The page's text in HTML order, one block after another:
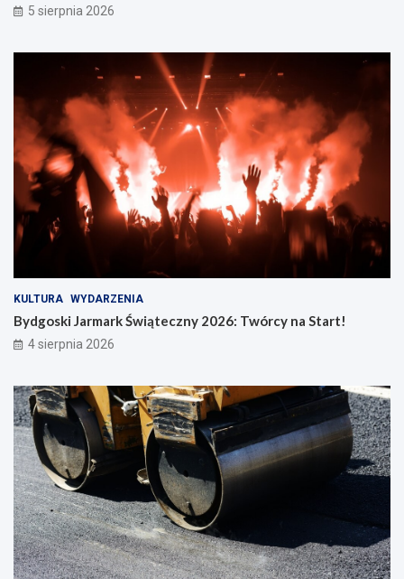
5 sierpnia 2026
KULTURA WYDARZENIA
Bydgoski Jarmark Świąteczny 2026: Twórcy na Start!
4 sierpnia 2026